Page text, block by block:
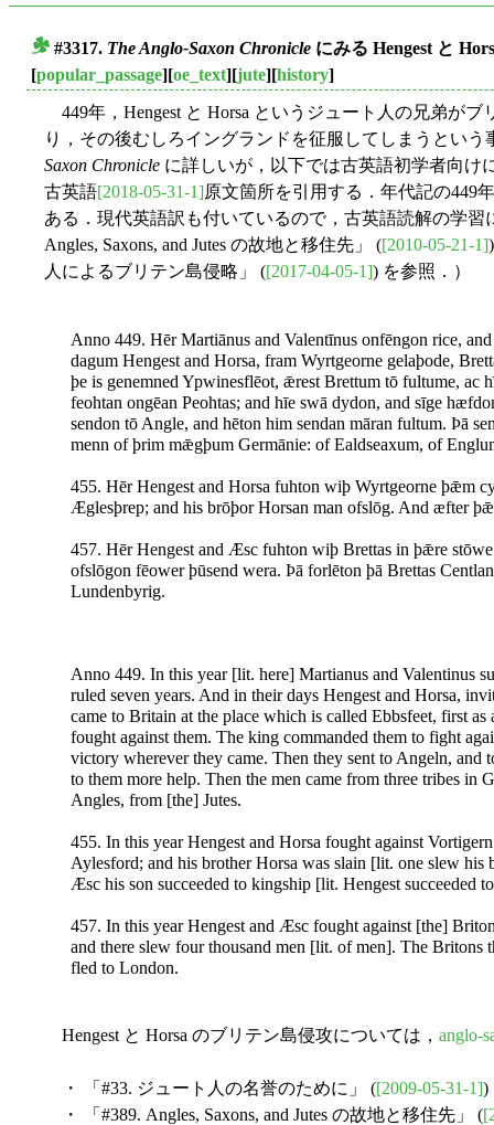
#3317. The Anglo-Saxon Chronicle にみる Hengest と
[popular_passage][oe_text][jute][history]
449年，Hengest と Horsa というジュート人の兄弟が
り，その後むしろイングランドを征服してしまうとい
Saxon Chronicle に詳しいが，以下では古英語初学者向け
古英語[2018-05-31-1]原文箇所を引用する．年代記の449
ある．現代英語訳も付いているので，古英語読解の学
Angles, Saxons, and Jutes の故地と移住先」 ([2010-05-21-1]
人によるブリテン島侵略」 ([2017-04-05-1]) を参照．）
Anno 449. Hēr Martiānus and Valentīnus onfēngon rice,
dagum Hengest and Horsa, fram Wyrtgeorne gelaþode,
þe is genemned Ypwinesflēot, ǣrest Brettum tō fultume, ac
feohtan ongēan Peohtas; and hīe swā dydon, and sīge
sendon tō Angle, and hēton him sendan māran fultum. Þā
menn of þrim mǣgþum Germānie: of Ealdseaxum, of
455. Hēr Hengest and Horsa fuhton wiþ Wyrtgeorne þǣm
Æglesþrep; and his brōþor Horsan man ofslōg. And æfter
457. Hēr Hengest and Æsc fuhton wiþ Brettas in þǣre
ofslōgon fēower þūsend wera. Þā forlēton þā Brettas
Lundenbyrig.
Anno 449. In this year [lit. here] Martianus and Valentinus
ruled seven years. And in their days Hengest and Horsa,
came to Britain at the place which is called Ebbsfeet, first as
fought against them. The king commanded them to fight
victory wherever they came. Then they sent to Angeln, and
to them more help. Then the men came from three tribes in
Angles, from [the] Jutes.
455. In this year Hengest and Horsa fought against
Aylesford; and his brother Horsa was slain [lit. one slew his
Æsc his son succeeded to kingship [lit. Hengest succeeded
457. In this year Hengest and Æsc fought against [the]
and there slew four thousand men [lit. of men]. The Britons
fled to London.
Hengest と Horsa のブリテン島侵攻については， anglo-
・ 「#33. ジュート人の名誉のために」 ([2009-05-31-1])
・ 「#389. Angles, Saxons, and Jutes の故地と移住先」 (